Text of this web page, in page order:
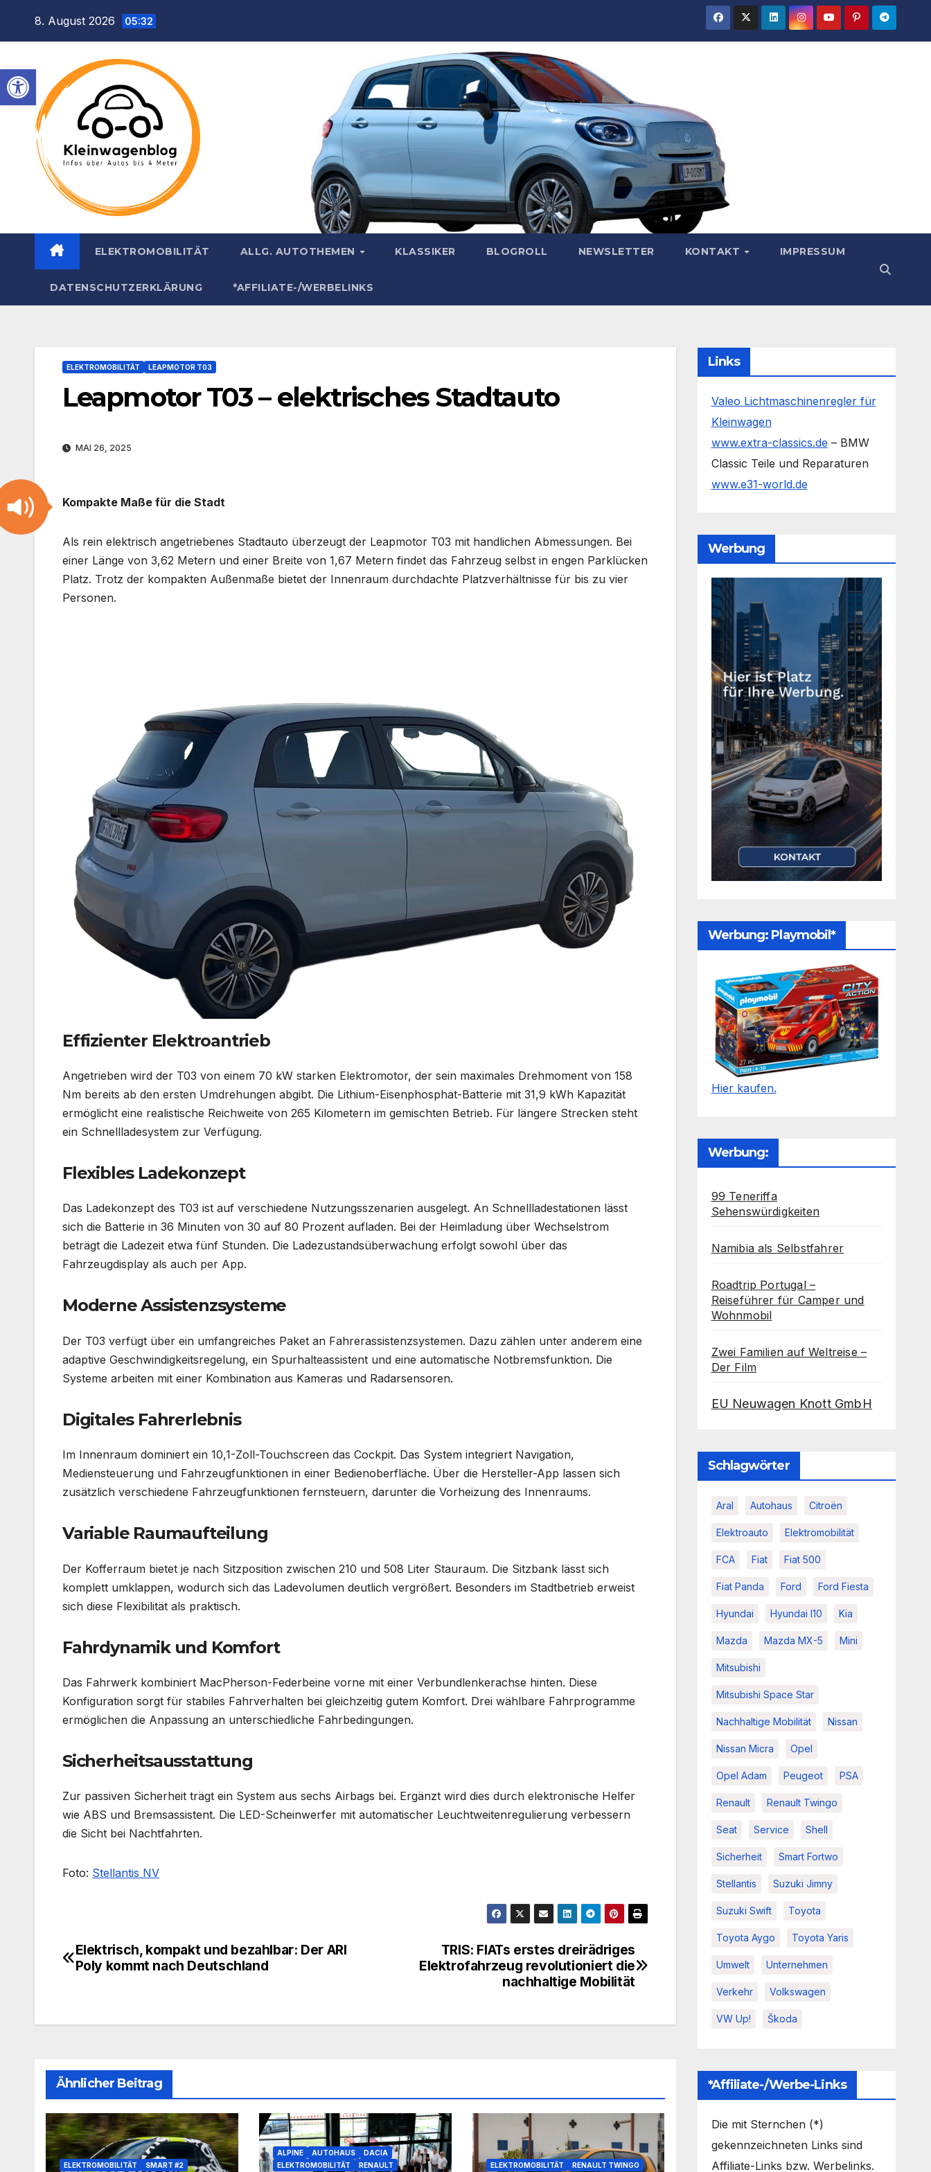
Werkzeugleiste öffnen
springen8. August 2026 05:32
ELEKTROMOBILITÄT ALLG. AUTOTHEMEN KLASSIKER BLOGROLL NEWSLETTER KONTAKT IMPRESSUM
DATENSCHUTZERKLÄRUNG *AFFILIATE-/WERBELINKS
ELEKTROMOBILITÄT LEAPMOTOR T03
Leapmotor T03 – elektrisches Stadtauto
MAI 26, 2025
Kompakte Maße für die Stadt
Als rein elektrisch angetriebenes Stadtauto überzeugt der Leapmotor T03 mit handlichen Abmessungen. Bei
einer Länge von 3,62 Metern und einer Breite von 1,67 Metern findet das Fahrzeug selbst in engen Parklücken
Platz. Trotz der kompakten Außenmaße bietet der Innenraum durchdachte Platzverhältnisse für bis zu vier
Personen.
Effizienter Elektroantrieb
Angetrieben wird der T03 von einem 70 kW starken Elektromotor, der sein maximales Drehmoment von 158
Nm bereits ab den ersten Umdrehungen abgibt. Die Lithium-Eisenphosphat-Batterie mit 31,9 kWh Kapazität
ermöglicht eine realistische Reichweite von 265 Kilometern im gemischten Betrieb. Für längere Strecken steht
ein Schnellladesystem zur Verfügung.
Flexibles Ladekonzept
Das Ladekonzept des T03 ist auf verschiedene Nutzungsszenarien ausgelegt. An Schnellladestationen lässt
sich die Batterie in 36 Minuten von 30 auf 80 Prozent aufladen. Bei der Heimladung über Wechselstrom
beträgt die Ladezeit etwa fünf Stunden. Die Ladezustandsüberwachung erfolgt sowohl über das
Fahrzeugdisplay als auch per App.
Moderne Assistenzsysteme
Der T03 verfügt über ein umfangreiches Paket an Fahrerassistenzsystemen. Dazu zählen unter anderem eine
adaptive Geschwindigkeitsregelung, ein Spurhalteassistent und eine automatische Notbremsfunktion. Die
Systeme arbeiten mit einer Kombination aus Kameras und Radarsensoren.
Digitales Fahrerlebnis
Im Innenraum dominiert ein 10,1-Zoll-Touchscreen das Cockpit. Das System integriert Navigation,
Mediensteuerung und Fahrzeugfunktionen in einer Bedienoberfläche. Über die Hersteller-App lassen sich
zusätzlich verschiedene Fahrzeugfunktionen fernsteuern, darunter die Vorheizung des Innenraums.
Variable Raumaufteilung
Der Kofferraum bietet je nach Sitzposition zwischen 210 und 508 Liter Stauraum. Die Sitzbank lässt sich
komplett umklappen, wodurch sich das Ladevolumen deutlich vergrößert. Besonders im Stadtbetrieb erweist
sich diese Flexibilität als praktisch.
Fahrdynamik und Komfort
Das Fahrwerk kombiniert MacPherson-Federbeine vorne mit einer Verbundlenkerachse hinten. Diese
Konfiguration sorgt für stabiles Fahrverhalten bei gleichzeitig gutem Komfort. Drei wählbare Fahrprogramme
ermöglichen die Anpassung an unterschiedliche Fahrbedingungen.
Sicherheitsausstattung
Zur passiven Sicherheit trägt ein System aus sechs Airbags bei. Ergänzt wird dies durch elektronische Helfer
wie ABS und Bremsassistent. Die LED-Scheinwerfer mit automatischer Leuchtweitenregulierung verbessern
die Sicht bei Nachtfahrten.
Foto: Stellantis NV
Beitragsnavigation
TRIS: FIATs erstes dreirädriges
Elektrofahrzeug revolutioniert die
nachhaltige Mobilität
Elektrisch, kompakt und bezahlbar: Der ARI
Poly kommt nach Deutschland
Ähnlicher Beitrag
ELEKTROMOBILITÄT SMART #2
ALPINE AUTOHAUS
DACIA
ELEKTROMOBILITÄT
RENAULT ELEKTROMOBILITÄT RENAULT TWINGO
Links
Valeo Lichtmaschinenregler für
Kleinwagen
www.extra-classics.de – BMW
Classic Teile und Reparaturen
www.e31-world.de
Werbung
Werbung: Playmobil*
Hier kaufen.
Werbung:
99 Teneriffa
Sehenswürdigkeiten
Namibia als Selbstfahrer
Roadtrip Portugal –
Reiseführer für Camper und
Wohnmobil
Zwei Familien auf Weltreise –
Der Film
EU Neuwagen Knott GmbH
Schlagwörter
Aral Autohaus Citroën
Elektroauto Elektromobilität
FCA Fiat Fiat 500
Fiat Panda Ford Ford Fiesta
Hyundai Hyundai I10 Kia
Mazda Mazda MX-5 Mini
Mitsubishi
Mitsubishi Space Star
Nachhaltige Mobilität Nissan
Nissan Micra Opel
Opel Adam Peugeot PSA
Renault Renault Twingo
Seat Service Shell
Sicherheit Smart Fortwo
Stellantis Suzuki Jimny
Suzuki Swift Toyota
Toyota Aygo Toyota Yaris
Umwelt Unternehmen
Verkehr Volkswagen
VW Up! Škoda
*Affiliate-/Werbe-Links
Die mit Sternchen (*)
gekennzeichneten Links sind
Affiliate-Links bzw. Werbelinks.